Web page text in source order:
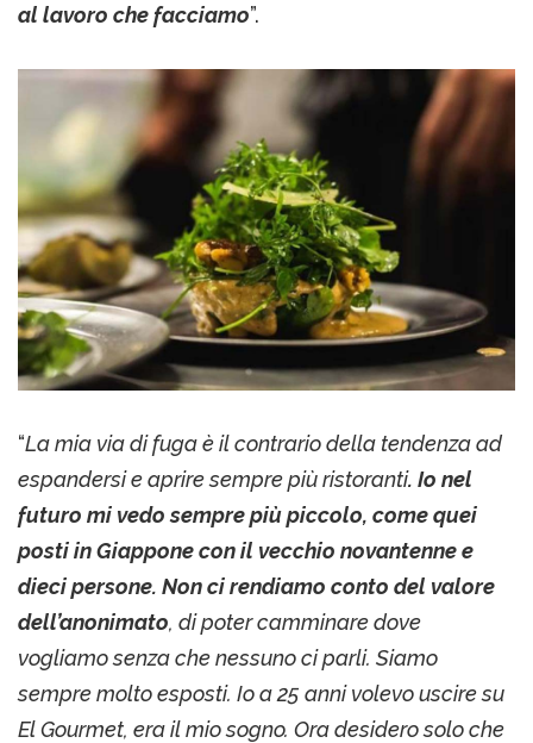
al lavoro che facciamo”.
“La mia via di fuga è il contrario della tendenza ad
espandersi e aprire sempre più ristoranti. Io nel
futuro mi vedo sempre più piccolo, come quei
posti in Giappone con il vecchio novantenne e
dieci persone. Non ci rendiamo conto del valore
dell’anonimato, di poter camminare dove
vogliamo senza che nessuno ci parli. Siamo
sempre molto esposti. Io a 25 anni volevo uscire su
El Gourmet, era il mio sogno. Ora desidero solo che